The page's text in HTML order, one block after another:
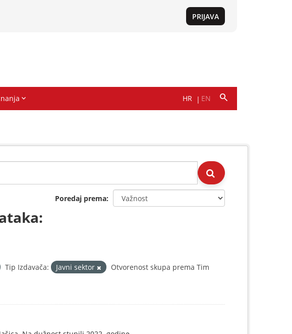
Poredaj prema
Tip Izdavača: Javni sektor
Otvorenost skupa prema Tim